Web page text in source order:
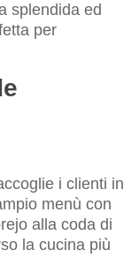
splendida ed
per
i clienti in
menù con
alla coda di
la cucina più